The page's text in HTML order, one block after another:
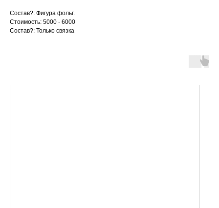
Состав?: Фигура фольг.
Стоимость: 5000 - 6000
Состав?: Только связка